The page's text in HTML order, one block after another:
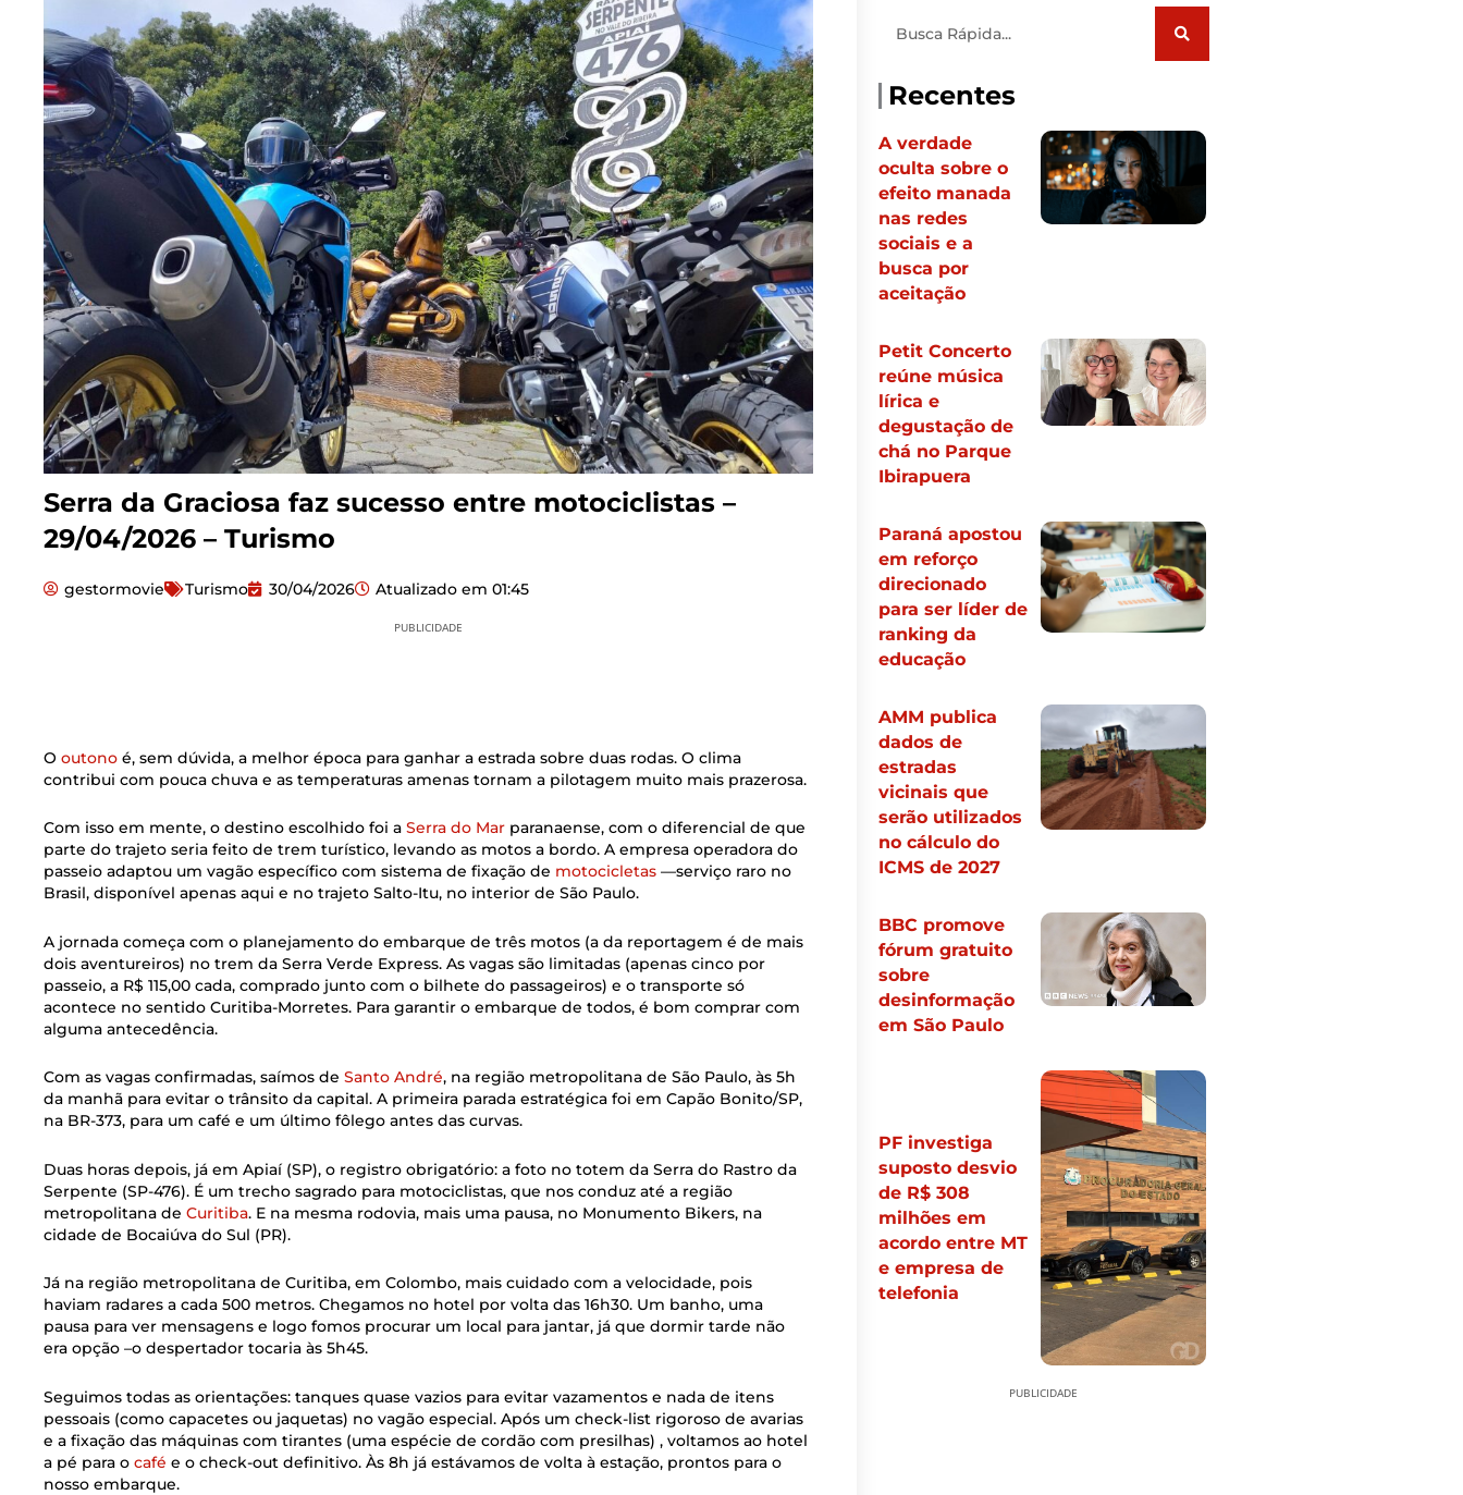
Serra da Graciosa faz sucesso entre motociclistas –
29/04/2026 – Turismo
gestormovie Turismo 30/04/2026 Atualizado em 01:45
PUBLICIDADE
O outono é, sem dúvida, a melhor época para ganhar a estrada sobre duas rodas. O clima
contribui com pouca chuva e as temperaturas amenas tornam a pilotagem muito mais prazerosa.
Com isso em mente, o destino escolhido foi a Serra do Mar paranaense, com o diferencial de que
parte do trajeto seria feito de trem turístico, levando as motos a bordo. A empresa operadora do
passeio adaptou um vagão específico com sistema de fixação de motocicletas —serviço raro no
Brasil, disponível apenas aqui e no trajeto Salto-Itu, no interior de São Paulo.
A jornada começa com o planejamento do embarque de três motos (a da reportagem é de mais
dois aventureiros) no trem da Serra Verde Express. As vagas são limitadas (apenas cinco por
passeio, a R$ 115,00 cada, comprado junto com o bilhete do passageiros) e o transporte só
acontece no sentido Curitiba-Morretes. Para garantir o embarque de todos, é bom comprar com
alguma antecedência.
Com as vagas confirmadas, saímos de Santo André, na região metropolitana de São Paulo, às 5h
da manhã para evitar o trânsito da capital. A primeira parada estratégica foi em Capão Bonito/SP,
na BR-373, para um café e um último fôlego antes das curvas.
Duas horas depois, já em Apiaí (SP), o registro obrigatório: a foto no totem da Serra do Rastro da
Serpente (SP-476). É um trecho sagrado para motociclistas, que nos conduz até a região
metropolitana de Curitiba. E na mesma rodovia, mais uma pausa, no Monumento Bikers, na
cidade de Bocaiúva do Sul (PR).
Já na região metropolitana de Curitiba, em Colombo, mais cuidado com a velocidade, pois
haviam radares a cada 500 metros. Chegamos no hotel por volta das 16h30. Um banho, uma
pausa para ver mensagens e logo fomos procurar um local para jantar, já que dormir tarde não
era opção –o despertador tocaria às 5h45.
Seguimos todas as orientações: tanques quase vazios para evitar vazamentos e nada de itens
pessoais (como capacetes ou jaquetas) no vagão especial. Após um check-list rigoroso de avarias
e a fixação das máquinas com tirantes (uma espécie de cordão com presilhas) , voltamos ao hotel
a pé para o café e o check-out definitivo. Às 8h já estávamos de volta à estação, prontos para o
nosso embarque.
Recentes
A verdade
oculta sobre o
efeito manada
nas redes
sociais e a
busca por
aceitação
Petit Concerto
reúne música
lírica e
degustação de
chá no Parque
Ibirapuera
Paraná apostou
em reforço
direcionado
para ser líder de
ranking da
educação
AMM publica
dados de
estradas
vicinais que
serão utilizados
no cálculo do
ICMS de 2027
BBC promove
fórum gratuito
sobre
desinformação
em São Paulo
PF investiga
suposto desvio
de R$ 308
milhões em
acordo entre MT
e empresa de
telefonia
PUBLICIDADE